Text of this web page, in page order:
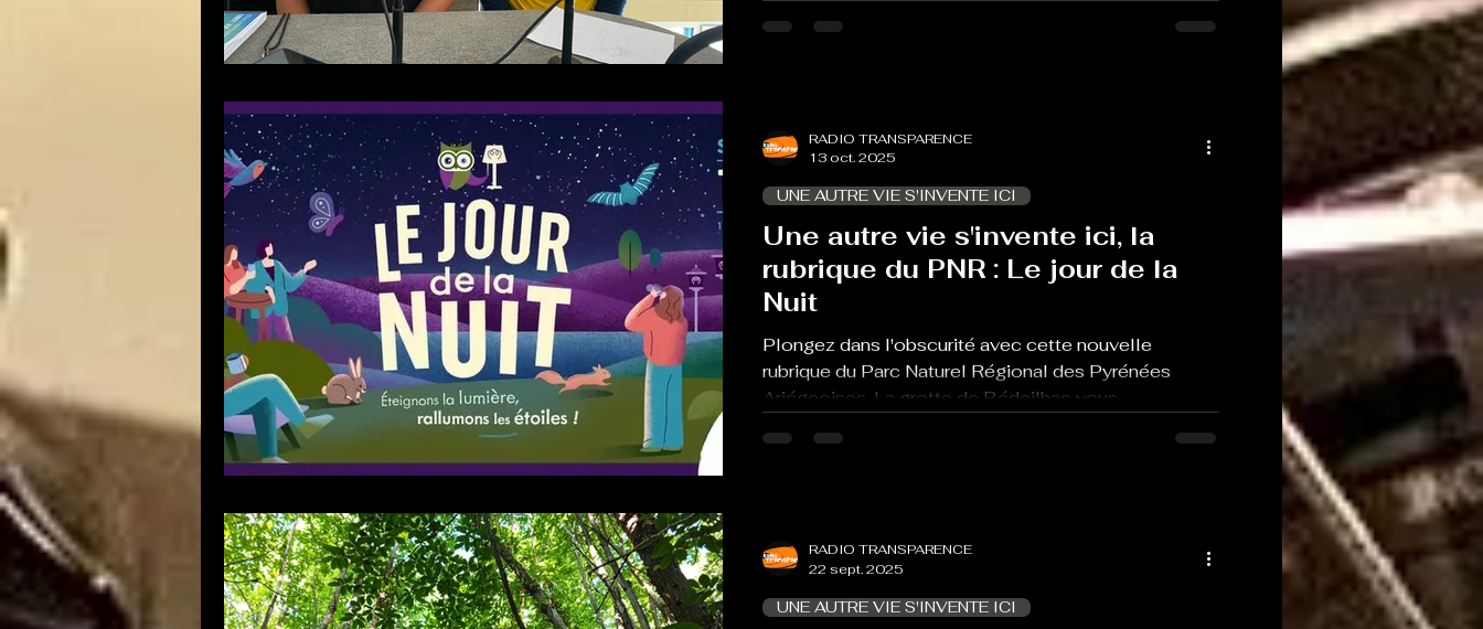
l’environnement.
Une autre vie s'invente ici, la
rubrique du PNR : Le jour de la
Nuit
Plongez dans l'obscurité avec cette nouvelle
rubrique du Parc Naturel Régional des Pyrénées
Ariégeoises. La grotte de Bédeilhac vous...
UNE AUTRE VIE S'INVENTE ICI
RADIO TRANSPARENCE
13 oct. 2025
UNE AUTRE VIE S'INVENTE ICI
RADIO TRANSPARENCE
22 sept. 2025